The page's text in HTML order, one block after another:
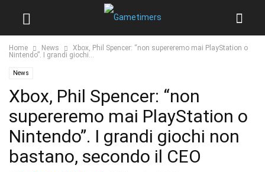
Home News
Xbox, Phil Spencer: “non supereremo mai PlayStation o
Nintendo”. I grandi giochi...
News
Xbox, Phil Spencer: “non
supereremo mai PlayStation o
Nintendo”. I grandi giochi non
bastano, secondo il CEO